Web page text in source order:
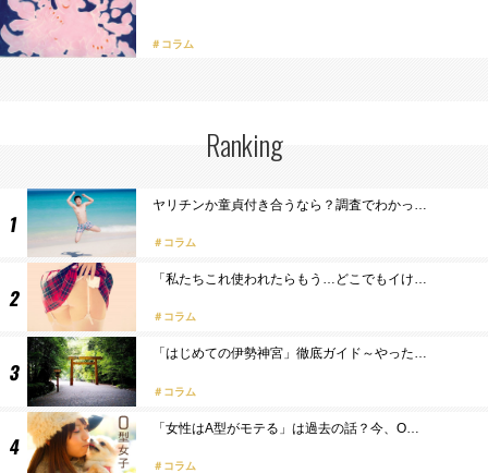
＃コラム
Ranking
ヤリチンか童貞付き合うなら？調査でわかっ…
コラム
「私たちこれ使われたらもう…どこでもイけ…
コラム
「はじめての伊勢神宮」徹底ガイド～やった…
コラム
「女性はA型がモテる」は過去の話？今、O…
コラム